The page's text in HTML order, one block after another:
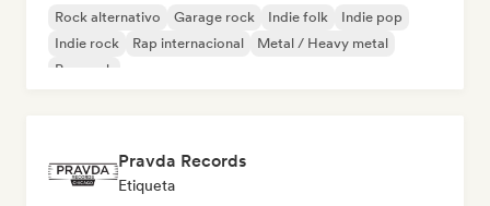
Rock alternativo Garage rock Indie folk
Indie pop
Indie rock
Rap internacional
Metal / Heavy metal
Pop rock
Pravda Records
Etiqueta